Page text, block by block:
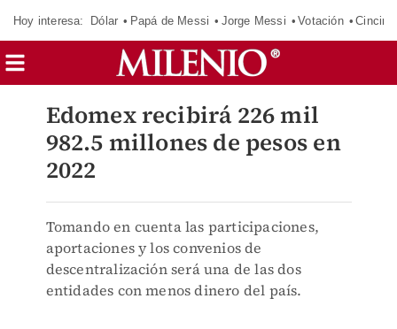
Hoy interesa: Dólar Papá de Messi Jorge Messi Votación
Edomex recibirá 226 mil
982.5 millones de pesos en
2022
Tomando en cuenta las participaciones,
aportaciones y los convenios de
descentralización será una de las dos
entidades con menos dinero del país.